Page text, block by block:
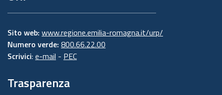
Sito web: www.regione.emilia-romagna.it/urp/
Numero verde: 800.66.22.00
Scrivici: e-mail - PEC
Trasparenza